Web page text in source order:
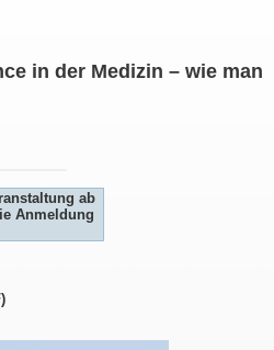
in der Medizin – wie man
ab
Anmeldung